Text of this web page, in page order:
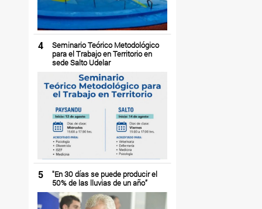
4
Seminario Teórico Metodológico
para el Trabajo en Territorio en
sede Salto Udelar
5
"En 30 días se puede producir el
50% de las lluvias de un año”